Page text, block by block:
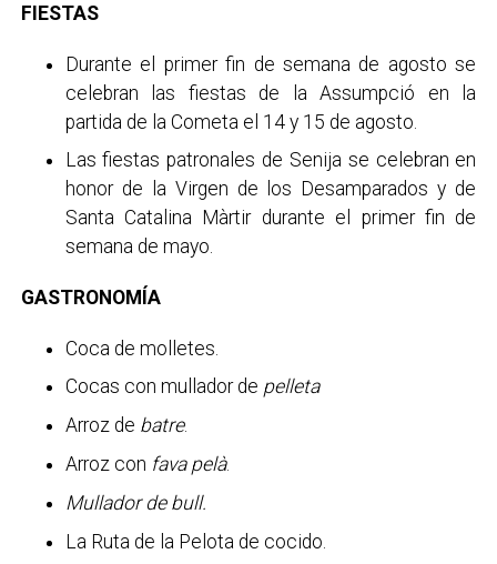
FIESTAS
Durante el primer fin de semana de agosto se
celebran las fiestas de la Assumpció en la
partida de la Cometa el 14 y 15 de agosto.
Las fiestas patronales de Senija se celebran en
honor de la Virgen de los Desamparados y de
Santa Catalina Màrtir durante el primer fin de
semana de mayo.
GASTRONOMÍA
Coca de molletes.
Cocas con mullador de pelleta
Arroz de batre.
Arroz con fava pelà.
Mullador de bull.
La Ruta de la Pelota de cocido.